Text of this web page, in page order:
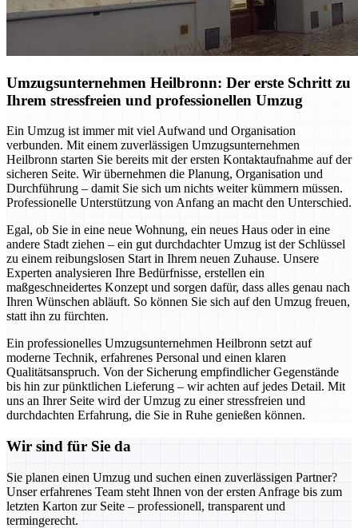
Umzugsunternehmen Heilbronn: Der erste Schritt zu
Ihrem stressfreien und professionellen Umzug
Ein Umzug ist immer mit viel Aufwand und Organisation
verbunden. Mit einem zuverlässigen Umzugsunternehmen
Heilbronn starten Sie bereits mit der ersten Kontaktaufnahme auf der
sicheren Seite. Wir übernehmen die Planung, Organisation und
Durchführung – damit Sie sich um nichts weiter kümmern müssen.
Professionelle Unterstützung von Anfang an macht den Unterschied.
Egal, ob Sie in eine neue Wohnung, ein neues Haus oder in eine
andere Stadt ziehen – ein gut durchdachter Umzug ist der Schlüssel
zu einem reibungslosen Start in Ihrem neuen Zuhause. Unsere
Experten analysieren Ihre Bedürfnisse, erstellen ein
maßgeschneidertes Konzept und sorgen dafür, dass alles genau nach
Ihren Wünschen abläuft. So können Sie sich auf den Umzug freuen,
statt ihn zu fürchten.
Ein professionelles Umzugsunternehmen Heilbronn setzt auf
moderne Technik, erfahrenes Personal und einen klaren
Qualitätsanspruch. Von der Sicherung empfindlicher Gegenstände
bis hin zur pünktlichen Lieferung – wir achten auf jedes Detail. Mit
uns an Ihrer Seite wird der Umzug zu einer stressfreien und
durchdachten Erfahrung, die Sie in Ruhe genießen können.
Wir sind für Sie da
Sie planen einen Umzug und suchen einen zuverlässigen Partner?
Unser erfahrenes Team steht Ihnen von der ersten Anfrage bis zum
letzten Karton zur Seite – professionell, transparent und
termingerecht.